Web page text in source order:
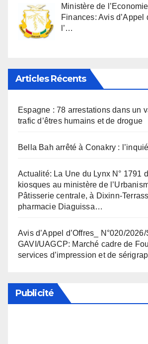
Ministère de
Finances: Avis d’Appel
l’…
Articles Récents
Espagne : 78 arrestations dans un
trafic d’êtres humains et de drogue
Bella Bah arrêté à Conakry :
Actualité: La Une du Lynx N° 1791
kiosques au ministère de
Pâtisserie centrale, à Dixinn-
pharmacie Diaguissa…
Avis d’Appel d’Offres_ N°020/
GAVI/UAGCP: Marché cadre de
services d’impression et de
Publicité